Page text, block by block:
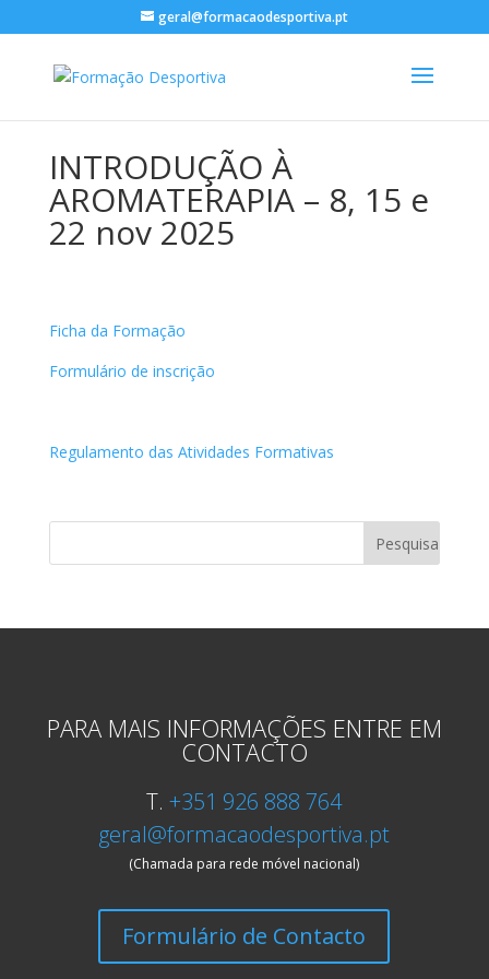
geral@formacaodesportiva.pt
INTRODUÇÃO À
AROMATERAPIA – 8, 15 e
22 nov 2025
Ficha da Formação
Formulário de inscrição
Regulamento das Atividades Formativas
PARA MAIS INFORMAÇÕES ENTRE EM
CONTACTO
T.+351 926 888 764
geral@formacaodesportiva.pt
(Chamada para rede móvel nacional)
Formulário de Contacto